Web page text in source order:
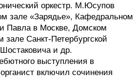
оркестр. М.Юсупов
зале «Зарядье», Кафедральном
Павла в Москве, Домском
Санкт-Петербургской
и др.
выступления в
включил сочинения